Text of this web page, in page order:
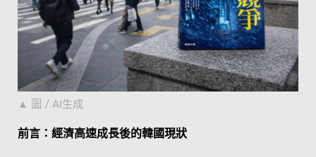
圖 / AI生成
前言：經濟高速成長後的韓國現狀